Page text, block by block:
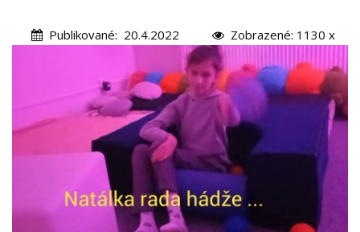
Publikované: 20.4.2022 Zobrazené: 1130 x